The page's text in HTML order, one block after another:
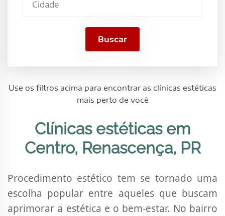
Buscar
Use os filtros acima para encontrar as clínicas estéticas
mais perto de você
Clínicas estéticas em
Centro, Renascença, PR
Procedimento estético tem se tornado uma
escolha popular entre aqueles que buscam
aprimorar a estética e o bem-estar. No bairro